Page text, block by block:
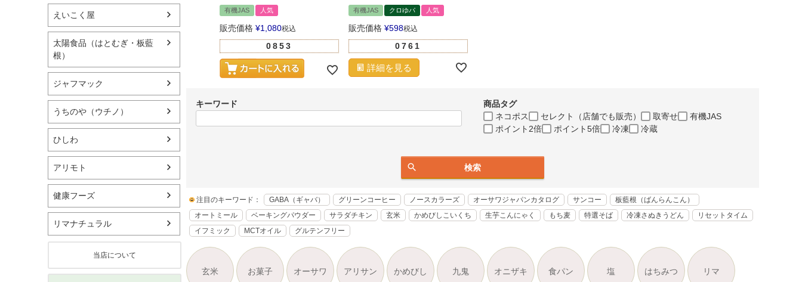
えいこく屋
太陽食品（はとむぎ・板藍
根）
ジャフマック
うちのや（ウチノ）
ひしわ
アリモト
健康フーズ
リマナチュラル
当店について
有機JAS 人気
販売価格 ¥1,080税込
0853
有機JAS クロゆパ 人気
販売価格 ¥598税込
0761
詳細を見る
キーワード
商品タグ
ネコポス
セレクト（店舗でも販売） 取寄せ
有機JAS
ポイント2倍
ポイント5倍 冷凍 冷蔵
検索
注目のキーワード： GABA（ギャバ） グリーンコーヒー ノースカラーズ オーサワジャパンカタログ サンコー
板藍根（ばんらんこん）
オートミール
ベーキングパウダー サラダチキン 玄米 かめびしこいくち 生芋こんにゃく もち麦 特選そば 冷凍さぬきうどん
リセットタイム
イフミック
MCTオイル グルテンフリー
玄米 お菓子 オーサワ アリサン かめびし 九鬼 オニザキ 食パン 塩 はちみつ リマ